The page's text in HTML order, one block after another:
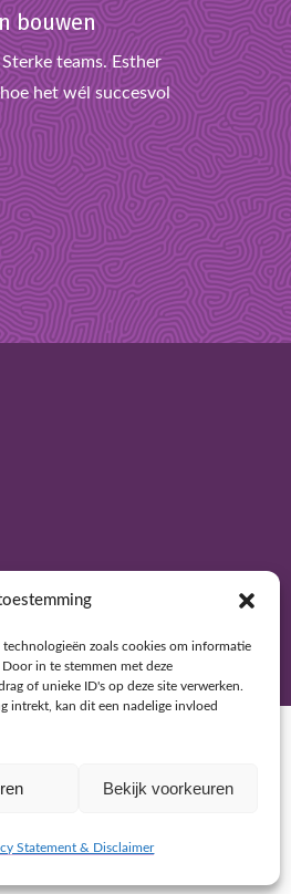
zoals cookies om informatie
in te stemmen met deze
of unieke ID's op deze site verwerken.
intrekt, kan dit een nadelige invloed
Bekijk voorkeuren
Statement & Disclaimer
bouwen
teams. Esther
het wél succesvol